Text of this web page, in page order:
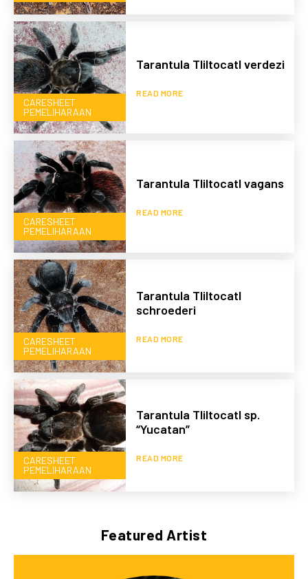
CARESHEET
PEMELIHARAAN
Tarantula Tliltocatl verdezi
READ MORE
CARESHEET
PEMELIHARAAN
Tarantula Tliltocatl vagans
READ MORE
CARESHEET
PEMELIHARAAN
Tarantula Tliltocatl
schroederi
READ MORE
CARESHEET
PEMELIHARAAN
Tarantula Tliltocatl sp.
“Yucatan”
READ MORE
Featured Artist